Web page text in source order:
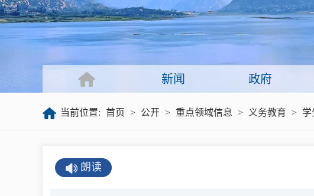
政府目录 政
政府工作报告
新闻 政府
当前位置: 首页 > 公开 > 重点领域信息 > 义务教育 > 学
朗读